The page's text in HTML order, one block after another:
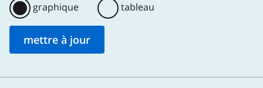
graphique tableau